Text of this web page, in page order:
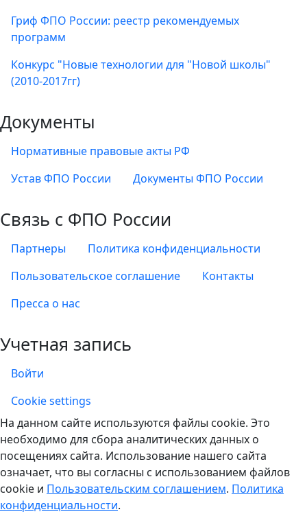
Гриф ФПО России: реестр рекомендуемых
программ
Конкурс "Новые технологии для "Новой школы"
(2010-2017гг)
Документы
Нормативные правовые акты РФ
Устав ФПО России
Документы ФПО России
Связь с ФПО России
Партнеры
Политика конфиденциальности
Пользовательское соглашение
Контакты
Пресса о нас
Учетная запись
Войти
Учетная запись
Cookie settings
На данном сайте используются файлы cookie. Это
необходимо для сбора аналитических данных о
посещениях сайта. Использование нашего сайта
означает, что вы согласны с использованием файлов
cookie и Пользовательским соглашением. Политика
конфиденциальности.